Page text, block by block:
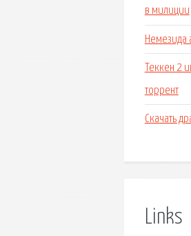
в милиции
Немезида
Теккен 2
торрент
Скачать
Links